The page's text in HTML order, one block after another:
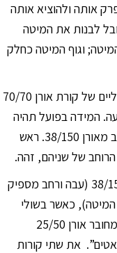
אותה ולהוציא אותה
לבנות את המיטה
וגוף המיטה כחלק
יהיו בנויים מרגליים של קורת אורן 70/70
הקצעה. המידה בפועל תהיה
משהו כמו 62-63 מ”מ), וקושרות ביניהן, לרוב מאורן 38/150. ראש
של שניהם, זהה.
יהיה גם הוא מקורות אורן של 38/150 (עבה ורחב מספיק
כאשר בשולי
קורות האורך (מבפנים, למטה), לכל האורך מחובר אורן 25/50
את שתי קורות